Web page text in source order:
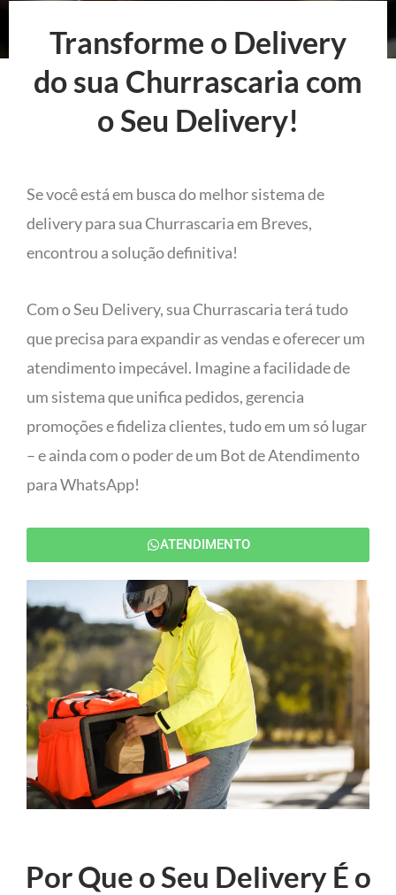
Transforme o Delivery
do sua Churrascaria com
o Seu Delivery!
Se você está em busca do melhor sistema de
delivery para sua Churrascaria em Breves,
encontrou a solução definitiva!
Com o Seu Delivery, sua Churrascaria terá tudo
que precisa para expandir as vendas e oferecer um
atendimento impecável. Imagine a facilidade de
um sistema que unifica pedidos, gerencia
promoções e fideliza clientes, tudo em um só lugar
– e ainda com o poder de um Bot de Atendimento
para WhatsApp!
ATENDIMENTO
Por Que o Seu Delivery É o